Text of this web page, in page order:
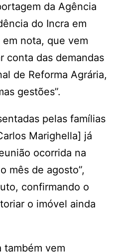
da Agência
do Incra em
nota, que vem
conta das demandas
de Reforma Agrária,
gestões”.
pelas famílias
Marighella] já
ocorrida na
mês de agosto”,
confirmando o
o imóvel ainda
também vem